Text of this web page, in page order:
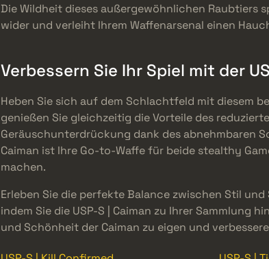
Die Wildheit dieses außergewöhnlichen Raubtiers
wider und verleiht Ihrem Waffenarsenal einen
Verbessern Sie Ihr Spiel mit der
Heben Sie sich auf dem Schlachtfeld mit diesem
genießen Sie gleichzeitig die Vorteile des
Geräuschunterdrückung dank des abnehmbaren
Caiman ist Ihre Go-to-Waffe für beide stealthy
machen.
Erleben Sie die perfekte Balance zwischen Stil
indem Sie die USP-S | Caiman zu Ihrer Sammlung
und Schönheit der Caiman zu eigen und